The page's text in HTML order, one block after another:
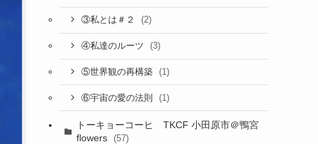
③私とは＃２ (2)
④私達のルーツ (3)
⑤世界観の再構築 (1)
⑥宇宙の愛の法則 (1)
トーキョーコーヒ TKCF 小田原市＠鴨宮
flowers (57)